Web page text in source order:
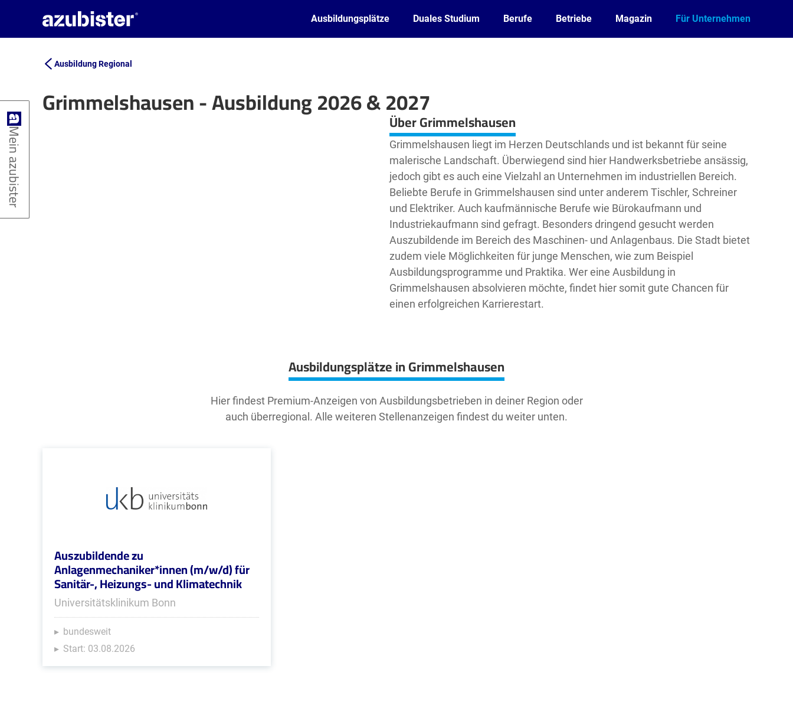
Ausbildungsplätze Duales Studium Berufe Betriebe Magazin Für Unternehmen
Ausbildung Regional
Grimmelshausen - Ausbildung 2026 & 2027
Leaflet| ©OpenStreetMap2contributors Über Grimmelshausen
Grimmelshausen liegt im Herzen Deutschlands und ist bekannt für seine
malerische Landschaft. Überwiegend sind hier Handwerksbetriebe ansässig,
jedoch gibt es auch eine Vielzahl an Unternehmen im industriellen Bereich.
Beliebte Berufe in Grimmelshausen sind unter anderem Tischler, Schreiner
und Elektriker. Auch kaufmännische Berufe wie Bürokaufmann und
Industriekaufmann sind gefragt. Besonders dringend gesucht werden
Auszubildende im Bereich des Maschinen- und Anlagenbaus. Die Stadt bietet
zudem viele Möglichkeiten für junge Menschen, wie zum Beispiel
Ausbildungsprogramme und Praktika. Wer eine Ausbildung in
Grimmelshausen absolvieren möchte, findet hier somit gute Chancen für
einen erfolgreichen Karrierestart.
Ausbildungsplätze in Grimmelshausen
Hier findest Premium-Anzeigen von Ausbildungsbetrieben in deiner Region oder
auch überregional. Alle weiteren Stellenanzeigen findest du weiter unten.
Auszubildende zu
Anlagenmechaniker*innen (m/w/d) für
Sanitär-, Heizungs- und Klimatechnik
Universitätsklinikum Bonn
bundesweit
Start: 03.08.2026
Mein azubister